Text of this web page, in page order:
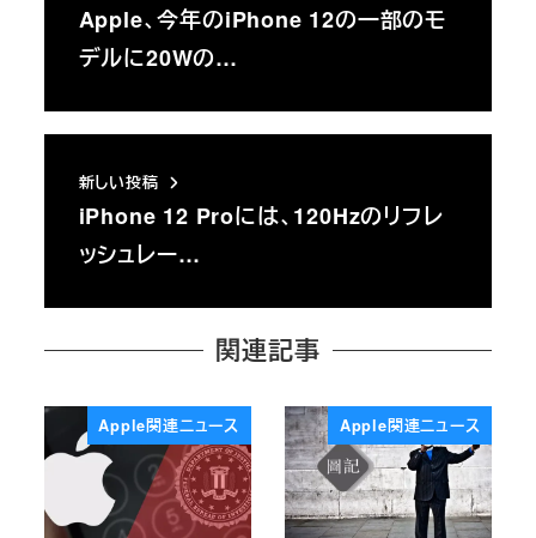
Apple、今年のiPhone 12の一部のモ
デルに20Wの…
新しい投稿
iPhone 12 Proには、120Hzのリフレ
ッシュレー…
関連記事
Apple関連ニュース Apple関連ニュース